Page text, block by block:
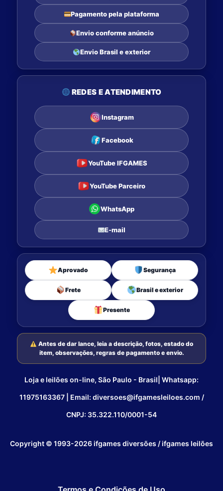
Pagamento pela plataforma
Envio conforme anúncio
Envio Brasil e exterior
REDES E ATENDIMENTO
Instagram
Facebook
YouTube IFGAMES
YouTube Parceiro
WhatsApp
E-mail
Aprovado Segurança
Frete Brasil e exterior
Presente
Antes de dar lance, leia a descrição, fotos, estado do
item, observações, regras de pagamento e envio.
Loja e leilões on-line, São Paulo - Brasil| Whatsapp:
11975163367 | Email: diversoes@ifgamesleiloes.com /
CNPJ: 35.322.110/0001-54
Copyright © 1993-2026 ifgames diversões / ifgames leilões